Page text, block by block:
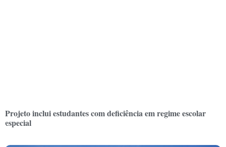
Projeto inclui estudantes com deficiência em regime escolar
especial